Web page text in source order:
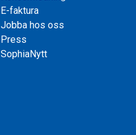
E-faktura
Jobba hos oss
Press
SophiaNytt